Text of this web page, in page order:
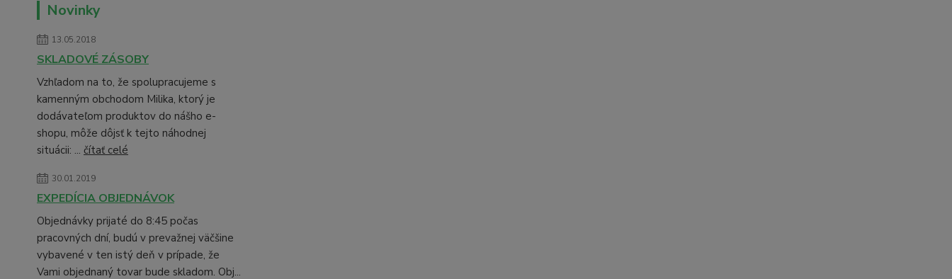
Novinky
13.05.2018
SKLADOVÉ ZÁSOBY
Vzhľadom na to, že spolupracujeme s
kamenným obchodom Milika, ktorý je
dodávateľom produktov do nášho e-
shopu, môže dôjsť k tejto náhodnej
situácii: ... čítať celé
30.01.2019
EXPEDÍCIA OBJEDNÁVOK
Objednávky prijaté do 8:45 počas
pracovných dní, budú v prevažnej väčšine
vybavené v ten istý deň v prípade, že
Vami objednaný tovar bude skladom. Obj...